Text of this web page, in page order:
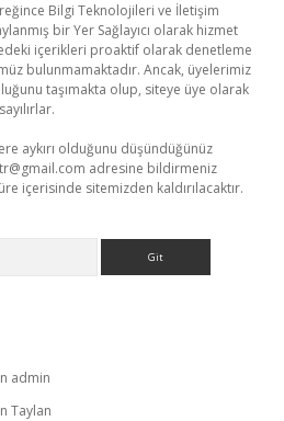
Bilgi Teknolojileri ve İletişim
bir Yer Sağlayıcı olarak hizmet
içerikleri proaktif olarak denetleme
bulunmamaktadır. Ancak, üyelerimiz
taşımakta olup, siteye üye olarak
aykırı olduğunu düşündüğünüz
adresine bildirmeniz
içerisinde sitemizden kaldırılacaktır.
admin
Taylan